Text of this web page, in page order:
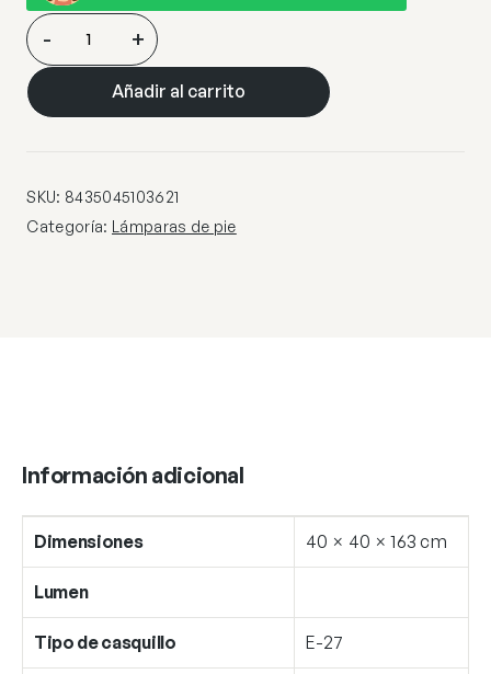
PIE
SALON
DEVON
CROMO
60W
E-
- +
Añadir al carrito
SKU: 8435045103621
Categoría: Lámparas de pie
Información adicional
Dimensiones 40 × 40 × 163 cm
Lumen
Tipo de casquillo E-27